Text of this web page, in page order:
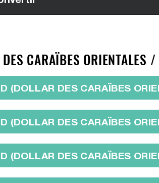
CARAÏBES ORIENTALES
(DOLLAR DES CARAÏBES
(DOLLAR DES CARAÏBES
(DOLLAR DES CARAÏBES